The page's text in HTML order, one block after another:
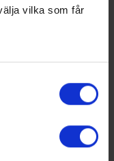
vilka som får
till flera meter
uppgifter